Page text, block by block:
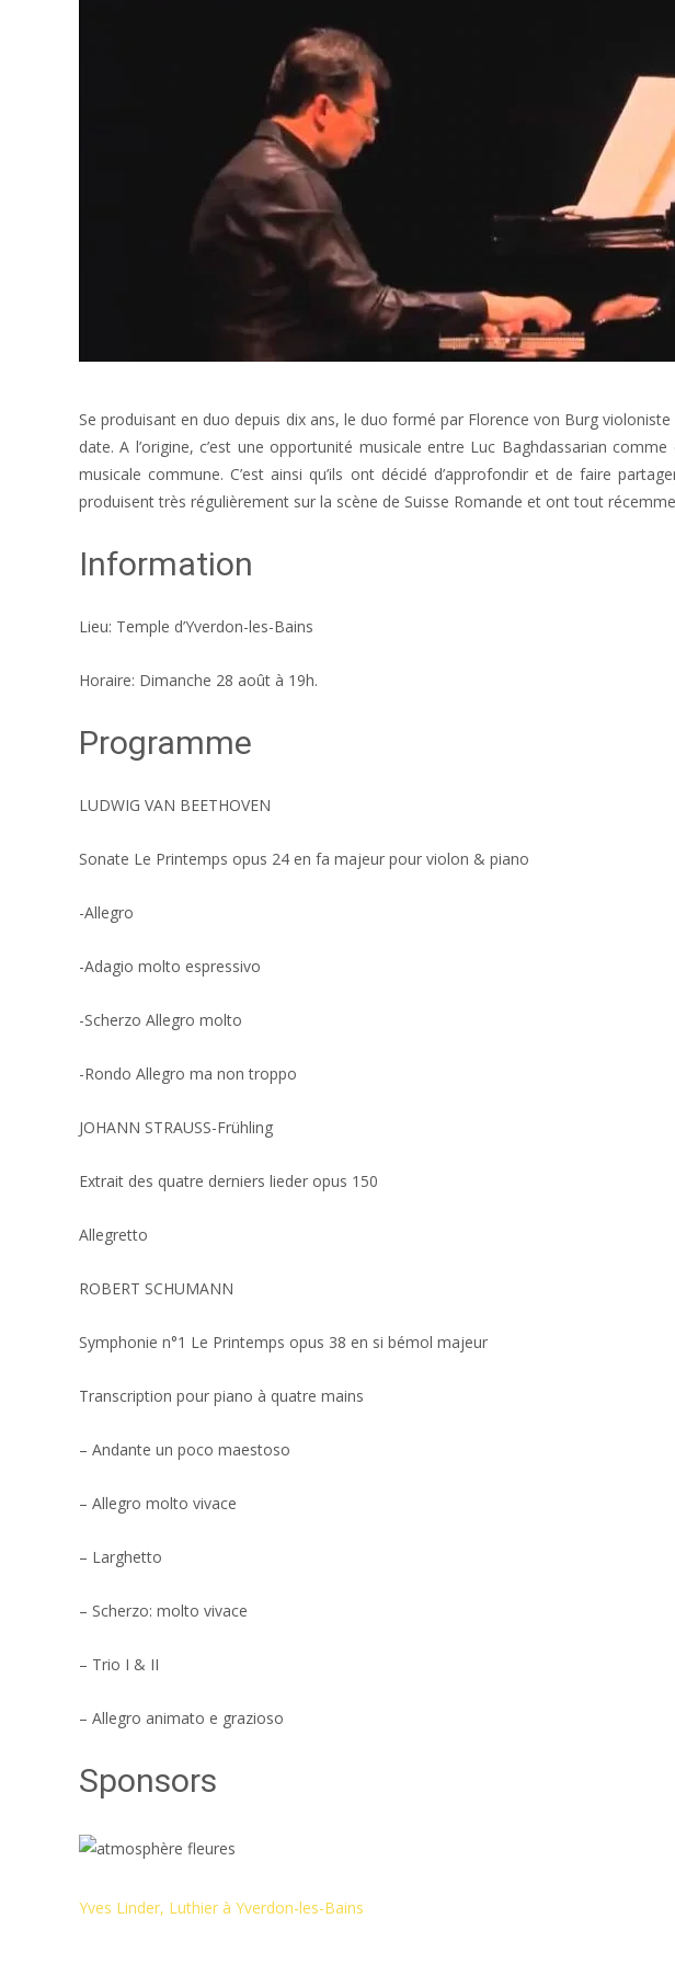
Se produisant en duo depuis dix ans, le duo formé par Florence von Burg
date. A l’origine, c’est une opportunité musicale entre Luc Baghdassarian
musicale commune. C’est ainsi qu’ils ont décidé d’approfondir et de faire
produisent très régulièrement sur la scène de Suisse Romande et ont tout
Information
Lieu: Temple d’Yverdon-les-Bains
Horaire: Dimanche 28 août à 19h.
Programme
LUDWIG VAN BEETHOVEN
Sonate Le Printemps opus 24 en fa majeur pour violon & piano
-Allegro
-Adagio molto espressivo
-Scherzo Allegro molto
-Rondo Allegro ma non troppo
JOHANN STRAUSS-Frühling
Extrait des quatre derniers lieder opus 150
Allegretto
ROBERT SCHUMANN
Symphonie n°1 Le Printemps opus 38 en si bémol majeur
Transcription pour piano à quatre mains
– Andante un poco maestoso
– Allegro molto vivace
– Larghetto
– Scherzo: molto vivace
– Trio I & II
– Allegro animato e grazioso
Sponsors
Yves Linder, Luthier à Yverdon-les-Bains